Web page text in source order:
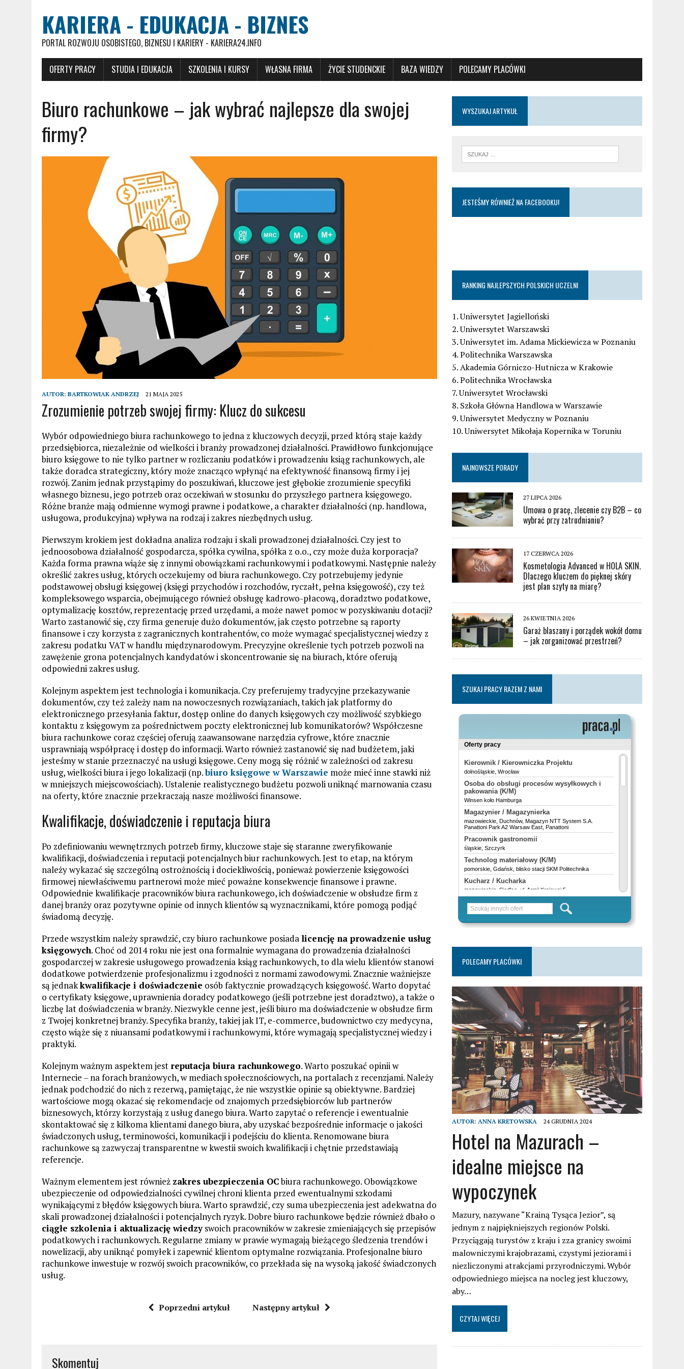
KARIERA - EDUKACJA - BIZNES
PORTAL ROZWOJU OSOBISTEGO, BIZNESU I KARIERY - KARIERA24.INFO
OFERTY PRACY STUDIA I EDUKACJA SZKOLENIA I KURSY WŁASNA FIRMA ŻYCIE STUDENCKIE BAZA WIEDZY POLECAMY PLACÓWKI
Biuro rachunkowe – jak wybrać najlepsze dla swojej
firmy?
AUTOR: BARTKOWIAK ANDRZEJ 21 MAJA 2025
Zrozumienie potrzeb swojej firmy: Klucz do sukcesu
Wybór odpowiedniego biura rachunkowego to jedna z kluczowych decyzji, przed którą staje każdy
przedsiębiorca, niezależnie od wielkości i branży prowadzonej działalności. Prawidłowo funkcjonujące
biuro księgowe to nie tylko partner w rozliczaniu podatków i prowadzeniu ksiąg rachunkowych, ale
także doradca strategiczny, który może znacząco wpłynąć na efektywność finansową firmy i jej
rozwój. Zanim jednak przystąpimy do poszukiwań, kluczowe jest głębokie zrozumienie specyfiki
własnego biznesu, jego potrzeb oraz oczekiwań w stosunku do przyszłego partnera księgowego.
Różne branże mają odmienne wymogi prawne i podatkowe, a charakter działalności (np. handlowa,
usługowa, produkcyjna) wpływa na rodzaj i zakres niezbędnych usług.
Pierwszym krokiem jest dokładna analiza rodzaju i skali prowadzonej działalności. Czy jest to
jednoosobowa działalność gospodarcza, spółka cywilna, spółka z o.o., czy może duża korporacja?
Każda forma prawna wiąże się z innymi obowiązkami rachunkowymi i podatkowymi. Następnie należy
określić zakres usług, których oczekujemy od biura rachunkowego. Czy potrzebujemy jedynie
podstawowej obsługi księgowej (księgi przychodów i rozchodów, ryczałt, pełna księgowość), czy też
kompleksowego wsparcia, obejmującego również obsługę kadrowo-płacową, doradztwo podatkowe,
optymalizację kosztów, reprezentację przed urzędami, a może nawet pomoc w pozyskiwaniu dotacji?
Warto zastanowić się, czy firma generuje dużo dokumentów, jak często potrzebne są raporty
finansowe i czy korzysta z zagranicznych kontrahentów, co może wymagać specjalistycznej wiedzy z
zakresu podatku VAT w handlu międzynarodowym. Precyzyjne określenie tych potrzeb pozwoli na
zawężenie grona potencjalnych kandydatów i skoncentrowanie się na biurach, które oferują
odpowiedni zakres usług.
Kolejnym aspektem jest technologia i komunikacja. Czy preferujemy tradycyjne przekazywanie
dokumentów, czy też zależy nam na nowoczesnych rozwiązaniach, takich jak platformy do
elektronicznego przesyłania faktur, dostęp online do danych księgowych czy możliwość szybkiego
kontaktu z księgowym za pośrednictwem poczty elektronicznej lub komunikatorów? Współczesne
biura rachunkowe coraz częściej oferują zaawansowane narzędzia cyfrowe, które znacznie
usprawniają współpracę i dostęp do informacji. Warto również zastanowić się nad budżetem, jaki
jesteśmy w stanie przeznaczyć na usługi księgowe. Ceny mogą się różnić w zależności od zakresu
usług, wielkości biura i jego lokalizacji (np.biuro księgowe w Warszawie może mieć inne stawki niż
w mniejszych miejscowościach). Ustalenie realistycznego budżetu pozwoli uniknąć marnowania czasu
na oferty, które znacznie przekraczają nasze możliwości finansowe.
Kwalifikacje, doświadczenie i reputacja biura
Po zdefiniowaniu wewnętrznych potrzeb firmy, kluczowe staje się staranne zweryfikowanie
kwalifikacji, doświadczenia i reputacji potencjalnych biur rachunkowych. Jest to etap, na którym
należy wykazać się szczególną ostrożnością i dociekliwością, ponieważ powierzenie księgowości
firmowej niewłaściwemu partnerowi może mieć poważne konsekwencje finansowe i prawne.
Odpowiednie kwalifikacje pracowników biura rachunkowego, ich doświadczenie w obsłudze firm z
danej branży oraz pozytywne opinie od innych klientów są wyznacznikami, które pomogą podjąć
świadomą decyzję.
Przede wszystkim należy sprawdzić, czy biuro rachunkowe posiadalicencję na prowadzenie usług
księgowych. Choć od 2014 roku nie jest ona formalnie wymagana do prowadzenia działalności
gospodarczej w zakresie usługowego prowadzenia ksiąg rachunkowych, to dla wielu klientów stanowi
dodatkowe potwierdzenie profesjonalizmu i zgodności z normami zawodowymi. Znacznie ważniejsze
są jednakkwalifikacje i doświadczenie osób faktycznie prowadzących księgowość. Warto dopytać
o certyfikaty księgowe, uprawnienia doradcy podatkowego (jeśli potrzebne jest doradztwo), a także o
liczbę lat doświadczenia w branży. Niezwykle cenne jest, jeśli biuro ma doświadczenie w obsłudze firm
z Twojej konkretnej branży. Specyfika branży, takiej jak IT, e-commerce, budownictwo czy medycyna,
często wiąże się z niuansami podatkowymi i rachunkowymi, które wymagają specjalistycznej wiedzy i
praktyki.
Kolejnym ważnym aspektem jest reputacja biura rachunkowego. Warto poszukać opinii w
Internecie – na forach branżowych, w mediach społecznościowych, na portalach z recenzjami. Należy
jednak podchodzić do nich z rezerwą, pamiętając, że nie wszystkie opinie są obiektywne. Bardziej
wartościowe mogą okazać się rekomendacje od znajomych przedsiębiorców lub partnerów
biznesowych, którzy korzystają z usług danego biura. Warto zapytać o referencje i ewentualnie
skontaktować się z kilkoma klientami danego biura, aby uzyskać bezpośrednie informacje o jakości
świadczonych usług, terminowości, komunikacji i podejściu do klienta. Renomowane biura
rachunkowe są zazwyczaj transparentne w kwestii swoich kwalifikacji i chętnie przedstawiają
referencje.
Ważnym elementem jest również zakres ubezpieczenia OCbiura rachunkowego. Obowiązkowe
ubezpieczenie od odpowiedzialności cywilnej chroni klienta przed ewentualnymi szkodami
wynikającymi z błędów księgowych biura. Warto sprawdzić, czy suma ubezpieczenia jest adekwatna do
skali prowadzonej działalności i potencjalnych ryzyk. Dobre biuro rachunkowe będzie również dbało o
ciągłe szkolenia i aktualizację wiedzyswoich pracowników w zakresie zmieniających się przepisów
podatkowych i rachunkowych. Regularne zmiany w prawie wymagają bieżącego śledzenia trendów i
nowelizacji, aby uniknąć pomyłek i zapewnić klientom optymalne rozwiązania. Profesjonalne biuro
rachunkowe inwestuje w rozwój swoich pracowników, co przekłada się na wysoką jakość świadczonych
usług.
Poprzedni artykuł Następny artykuł
Skomentuj
WYSZUKAJ ARTYKUŁ
JESTEŚMY RÓWNIEŻ NA FACEBOOKU!
RANKING NAJLEPSZYCH POLSKICH UCZELNI
1. Uniwersytet Jagielloński
2. Uniwersytet Warszawski
3. Uniwersytet im. Adama Mickiewicza w Poznaniu
4. Politechnika Warszawska
5. Akademia Górniczo-Hutnicza w Krakowie
6. Politechnika Wrocławska
7. Uniwersytet Wrocławski
8. Szkoła Główna Handlowa w Warszawie
9. Uniwersytet Medyczny w Poznaniu
10. Uniwersytet Mikołaja Kopernika w Toruniu
NAJNOWSZE PORADY
27 LIPCA 2026
Umowa o pracę, zlecenie czy B2B – co
wybrać przy zatrudnianiu?
17 CZERWCA 2026
Kosmetologia Advanced w HOLA SKIN.
Dlaczego kluczem do pięknej skóry
jest plan szyty na miarę?
26 KWIETNIA 2026
Garaż blaszany i porządek wokół domu
– jak zorganizować przestrzeń?
SZUKAJ PRACY RAZEM Z NAMI
POLECAMY PLACÓWKI
AUTOR: ANNA KRETOWSKA 24 GRUDNIA 2024
Hotel na Mazurach –
idealne miejsce na
wypoczynek
Mazury, nazywane “Krainą Tysąca Jezior”, są
jednym z najpiękniejszych regionów Polski.
Przyciągają turystów z kraju i zza granicy swoimi
malowniczymi krajobrazami, czystymi jeziorami i
niezliczonymi atrakcjami przyrodniczymi. Wybór
odpowiedniego miejsca na nocleg jest kluczowy,
aby…
CZYTAJ WIĘCEJ